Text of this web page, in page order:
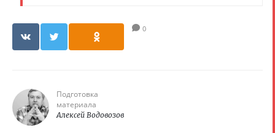
0
Подготовка
материала
Алексей Водовозов